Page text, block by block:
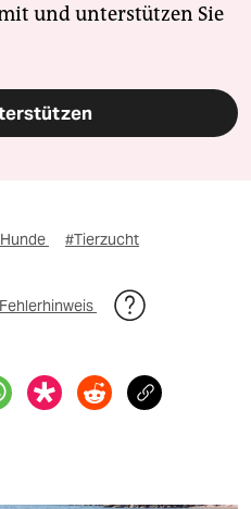
und unterstützen Sie
#Tierzucht
Fehlerhinweis